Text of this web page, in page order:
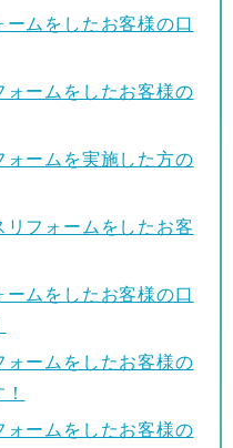
ムをしたお客様の口
ームをしたお客様の
ームを実施した方の
フォームをしたお客
ムをしたお客様の口
ームをしたお客様の
ームをしたお客様の